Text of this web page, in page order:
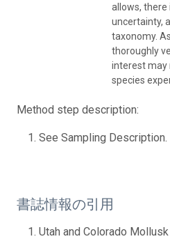
allows,
uncertainty,
taxonomy.
thoroughly
interest may
species
Method step description:
See Sampling Description.
書誌情報の引用
Utah and Colorado